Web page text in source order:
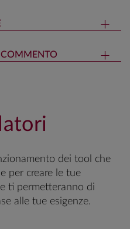
COMMENTO
dei tool che
per creare le tue
ti permetteranno di
alle tue esigenze.